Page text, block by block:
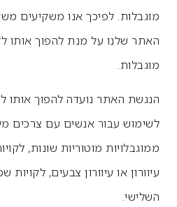
מוגבלות. לפיכך אנו משקיעים
האתר שלנו על מנת להפוך אותו
מוגבלות.
הנגשת האתר נועדה להפוך אותו
לשימוש עבור אנשים עם צרכים
ממוגבלויות מוטוריות שונות,
עיוורון או עיוורון צבעים, לקויות
השלישי.